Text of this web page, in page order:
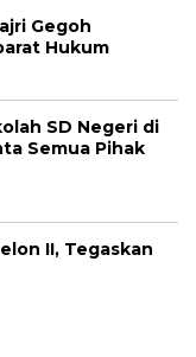
Gegoh
Hukum
SD Negeri di
Semua Pihak
II, Tegaskan